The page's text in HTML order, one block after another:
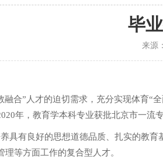
毕
来源：
融合”人才的迫切需求，充分实现体育“
年，教育学本科专业获批北京市一流专
具有良好的思想道德品质、扎实的教
等方面工作的复合型人才。